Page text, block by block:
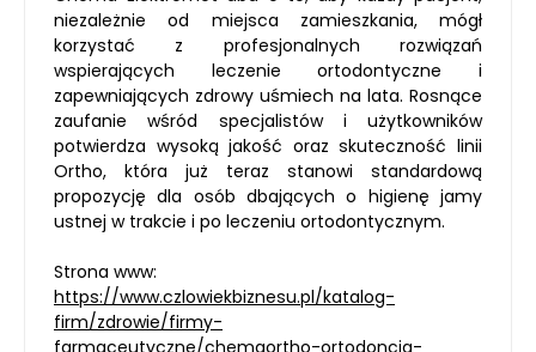
niezależnie od miejsca zamieszkania, mógł
korzystać z profesjonalnych rozwiązań
wspierających leczenie ortodontyczne i
zapewniających zdrowy uśmiech na lata. Rosnące
zaufanie wśród specjalistów i użytkowników
potwierdza wysoką jakość oraz skuteczność linii
Ortho, która już teraz stanowi standardową
propozycję dla osób dbających o higienę jamy
ustnej w trakcie i po leczeniu ortodontycznym.
Strona www:
https://www.czlowiekbiznesu.pl/katalog-
firm/zdrowie/firmy-
farmaceutyczne/chemaortho-ortodoncja-